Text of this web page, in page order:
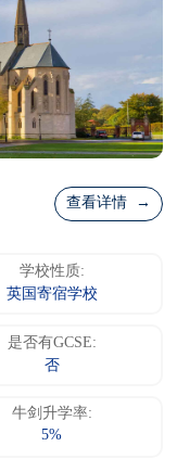
查看详情 →
学校性质:
英国寄宿学校
是否有GCSE:
否
牛剑升学率:
5%